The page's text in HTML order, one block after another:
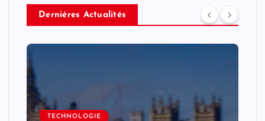
Derniéres Actualités
TECHNOLOGIE